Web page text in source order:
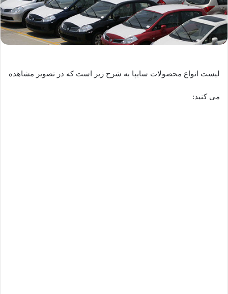
لیست انواع محصولات سایپا به شرح زیر است که در تصویر مشاهده
می کنید: